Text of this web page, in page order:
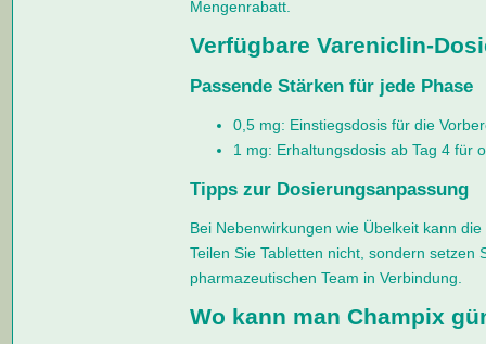
Mengenrabatt.
Verfügbare Vareniclin-
Passende Stärken für jede Phase
0,5 mg: Einstiegsdosis für die
1 mg: Erhaltungsdosis ab Tag 4 für
Tipps zur Dosierungsanpassung
Bei Nebenwirkungen wie Übelkeit kann
Teilen Sie Tabletten nicht, sondern setzen
pharmazeutischen Team in Verbindung.
Wo kann man Champix